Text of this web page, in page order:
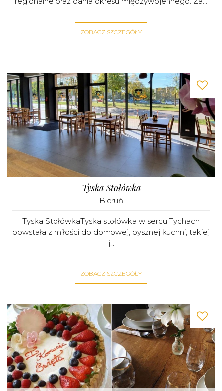
ZOBACZ SZCZEGÓŁY
Tyska Stołówka
Bieruń
Tyska StołówkaTyska stołówka w sercu Tychach
powstała z miłości do domowej, pysznej kuchni, takiej
j...
ZOBACZ SZCZEGÓŁY